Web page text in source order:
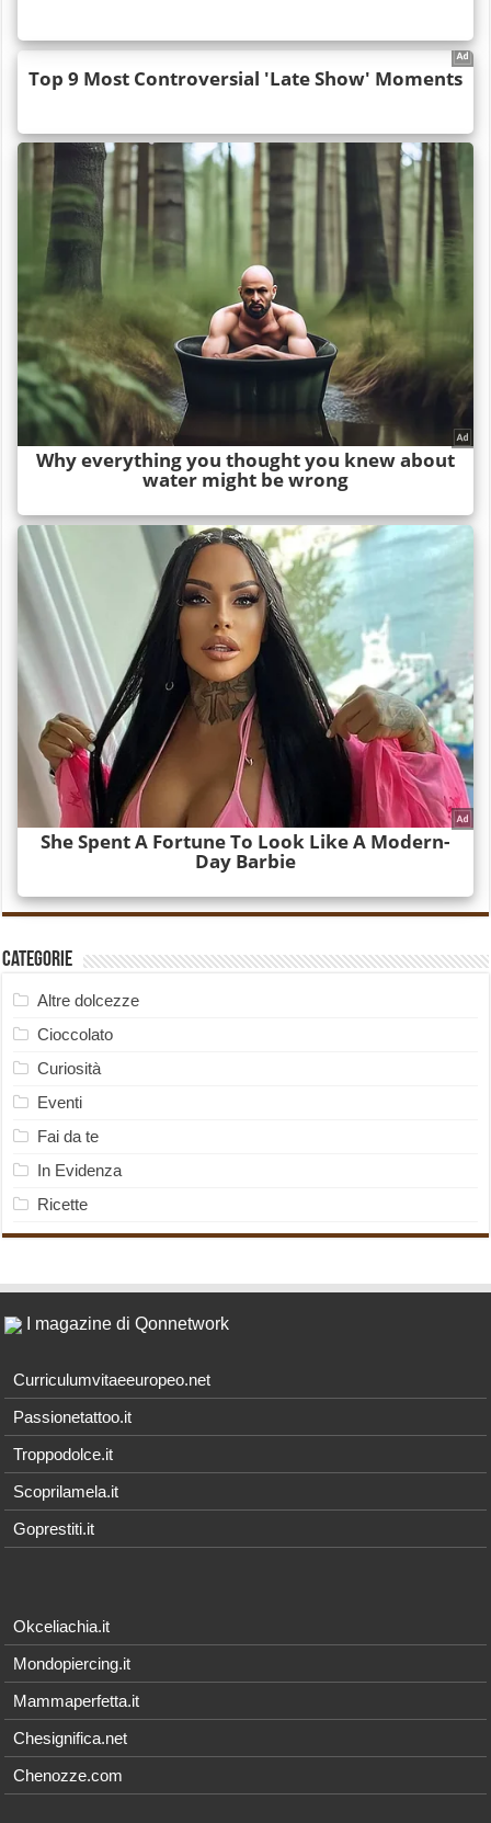
Categorie
Altre dolcezze
Cioccolato
Curiosità
Eventi
Fai da te
In Evidenza
Ricette
I magazine di Qonnetwork
Curriculumvitaeeuropeo.net
Passionetattoo.it
Troppodolce.it
Scoprilamela.it
Goprestiti.it
Okceliachia.it
Mondopiercing.it
Mammaperfetta.it
Chesignifica.net
Chenozze.com